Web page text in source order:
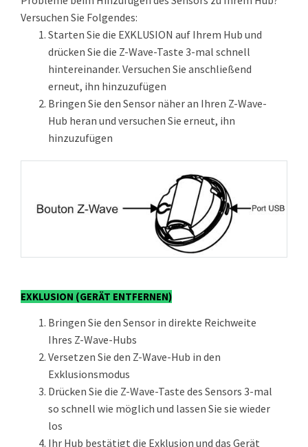
Versuchen Sie Folgendes:
Starten Sie die EXKLUSION auf Ihrem Hub und
drücken Sie die Z-Wave-Taste 3-mal schnell
hintereinander. Versuchen Sie anschließend
erneut, ihn hinzuzufügen
Bringen Sie den Sensor näher an Ihren Z-Wave-
Hub heran und versuchen Sie erneut, ihn
hinzuzufügen
EXKLUSION (GERÄT ENTFERNEN)
Bringen Sie den Sensor in direkte Reichweite
Ihres Z-Wave-Hubs
Versetzen Sie den Z-Wave-Hub in den
Exklusionsmodus
Drücken Sie die Z-Wave-Taste des Sensors 3-mal
so schnell wie möglich und lassen Sie sie wieder
los
Ihr Hub bestätigt die Exklusion und das Gerät